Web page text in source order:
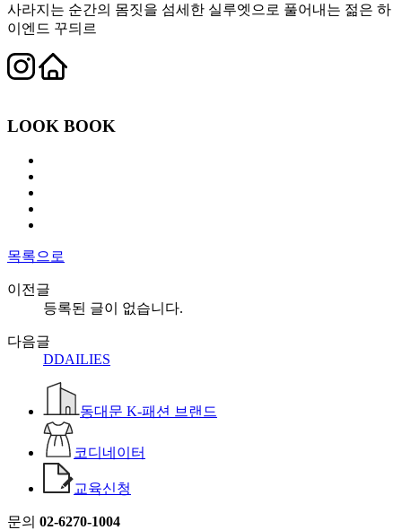
사라지는 순간의 몸짓을 섬세한 실루엣으로 풀어내는 젊은 하
이엔드 꾸듸르
LOOK BOOK
목록으로
이전글
등록된 글이 없습니다.
다음글
DDAILIES
동대문 K-패션 브랜드
코디네이터
교육신청
문의 02-6270-1004